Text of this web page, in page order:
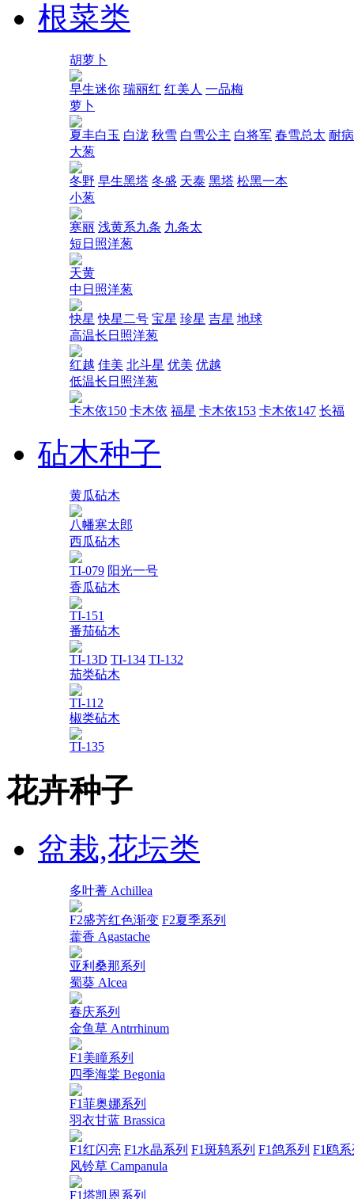
根菜类
胡萝卜
早生迷你 瑞丽红 红美人 一品梅
萝卜
夏丰白玉 白泷 秋雪 白雪公主 白将军 春雪总太 耐
大葱
冬野 早生黑塔 冬盛 天泰 黑塔 松黑一本
小葱
寒丽 浅黄系九条 九条太
短日照洋葱
天黄
中日照洋葱
快星 快星二号 宝星 珍星 吉星 地球
高温长日照洋葱
红越 佳美 北斗星 优美 优越
低温长日照洋葱
卡木依150 卡木依 福星 卡木依153 卡木依147 长福
砧木种子
黄瓜砧木
八幡寒太郎
西瓜砧木
TI-079 阳光一号
香瓜砧木
TI-151
番茄砧木
TI-13D TI-134 TI-132
茄类砧木
TI-112
椒类砧木
TI-135
花卉种子
盆栽,花坛类
多叶蓍 Achillea
F2盛芳红色渐变 F2夏季系列
藿香 Agastache
亚利桑那系列
蜀葵 Alcea
春庆系列
金鱼草 Antrrhinum
F1美瞳系列
四季海棠 Begonia
F1菲奥娜系列
羽衣甘蓝 Brassica
F1红闪亮 F1水晶系列 F1斑鸫系列 F1鸽系列 F1鸥
风铃草 Campanula
F1塔凯恩系列